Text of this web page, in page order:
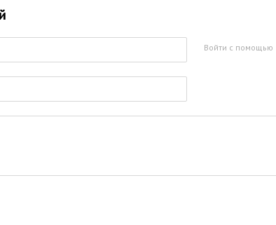
Войти с помощью